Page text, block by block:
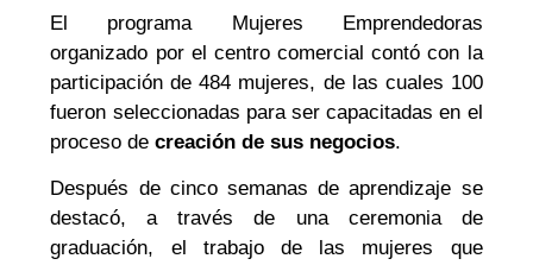
El programa Mujeres Emprendedoras
organizado por el centro comercial contó con la
participación de 484 mujeres, de las cuales 100
fueron seleccionadas para ser capacitadas en el
proceso decreación de sus negocios.
Después de cinco semanas de aprendizaje se
destacó, a través de una ceremonia de
graduación, el trabajo de las mujeres que